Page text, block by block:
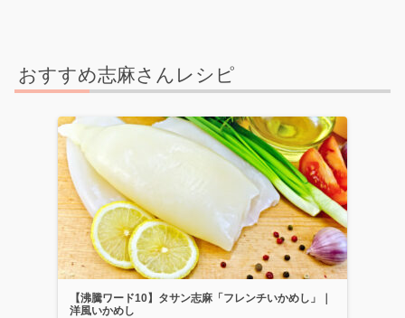
おすすめ志麻さんレシピ
【沸騰ワード10】タサン志麻「フレンチいかめし」｜
洋風いかめし